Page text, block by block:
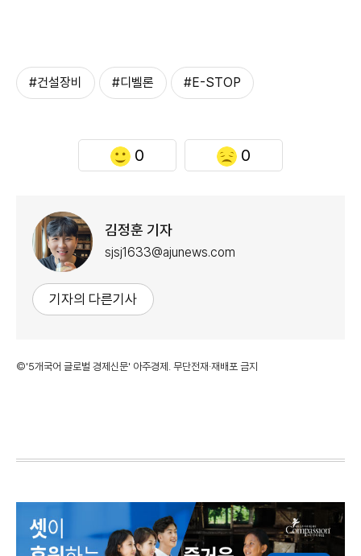
#건설장비 #디벨론 #E-STOP
0 0
김정훈 기자
sjsj1633@ajunews.com
기자의 다른기사
©'5개국어 글로벌 경제신문' 아주경제. 무단전재·재배포 금지